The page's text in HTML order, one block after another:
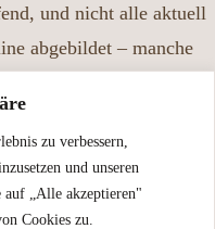
zu verbessern,
und unseren
auf „Alle akzeptieren"
Cookies zu.
und nicht alle aktuell
abgebildet – manche
uns gerne vor Ort und
Auswahl in Ruhe zu